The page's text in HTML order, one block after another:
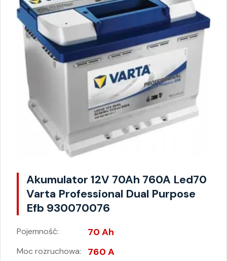
Akumulator 12V 70Ah 760A Led70
Varta Professional Dual Purpose
Efb 930070076
Pojemność: 70 Ah
Moc rozruchowa: 760 A